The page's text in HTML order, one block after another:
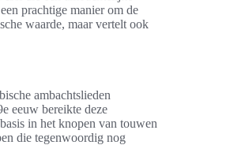
prachtige manier om de
waarde, maar vertelt ook
ambachtslieden
eeuw bereikte deze
in het knopen van touwen
die tegenwoordig nog